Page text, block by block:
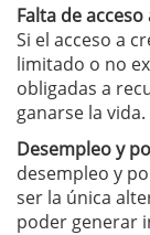
Falta de
Si el acceso a
limitado o no
obligadas a
ganarse la vida.
Desempleo y
desempleo y
ser la única
poder generar